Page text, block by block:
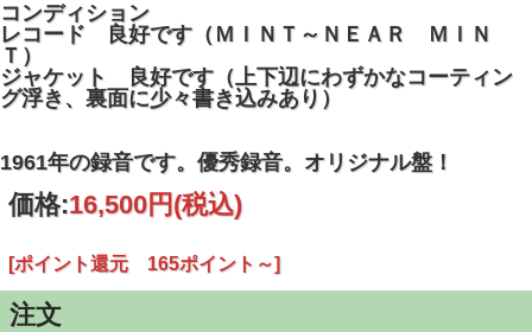
コンディション
レコード 良好です（ＭＩＮＴ～ＮＥＡＲ ＭＩＮ
Ｔ）
ジャケット 良好です（上下辺にわずかなコーティン
グ浮き、裏面に少々書き込みあり）
1961年の録音です。優秀録音。オリジナル盤！
価格:16,500円 (税込)
[ポイント還元 165ポイント～]
注文